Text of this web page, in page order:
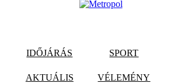
IDŐJÁRÁS SPORT
AKTUÁLIS VÉLEMÉNY